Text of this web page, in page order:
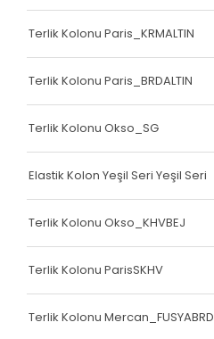
Terlik Kolonu Paris_KRMALTIN
Terlik Kolonu Paris_BRDALTIN
Terlik Kolonu Okso_SG
Elastik Kolon Yeşil Seri Yeşil Seri
Terlik Kolonu Okso_KHVBEJ
Terlik Kolonu ParisSKHV
Terlik Kolonu Mercan_FUSYABRD